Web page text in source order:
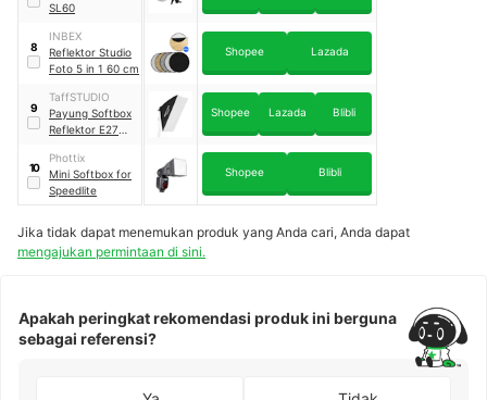
SL60
8
INBEX
Reflektor Studio
Foto 5 in 1 60 cm
Shopee Lazada
9
TaffSTUDIO
Payung Softbox
Reflektor E27
Socket 60 cm x
90 cm｜LD-
TZ206
Shopee Lazada Blibli
10
Phottix
Mini Softbox for
Speedlite
Shopee Blibli
Jika tidak dapat menemukan produk yang Anda cari, Anda dapat
mengajukan permintaan di sini.
Apakah peringkat rekomendasi produk ini berguna
sebagai referensi?